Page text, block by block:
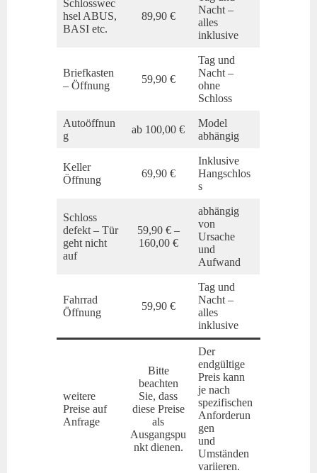
Schlosswec
hsel ABUS,
BASI etc.
89,90 €
Nacht –
alles
inklusive
Briefkasten
– Öffnung
59,90 €
Tag und
Nacht –
ohne
Schloss
Autoöffnun
g
ab 100,00 €
Model
abhängig
Keller
Öffnung
69,90 €
Inklusive
Hangschlos
s
Schloss
defekt – Tür
geht nicht
auf
59,90 € –
160,00 €
abhängig
von
Ursache
und
Aufwand
Fahrrad
Öffnung
59,90 €
Tag und
Nacht –
alles
inklusive
weitere
Preise auf
Anfrage
Bitte
beachten
Sie, dass
diese Preise
als
Ausgangspu
nkt dienen.
Der
endgültige
Preis kann
je nach
spezifischen
Anforderun
gen
und
Umständen
variieren.